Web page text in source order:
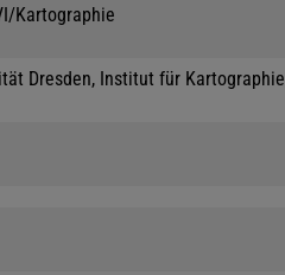
Kartographie
Dresden, Institut für Kartographie